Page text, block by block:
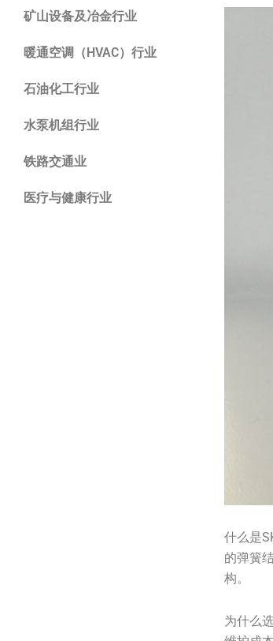
矿山设备及冶金行业
暖通空调（HVAC）行业
石油化工行业
水泵机组行业
铁路交通业
医疗与健康行业
什么是
的弹簧
构。
为什么